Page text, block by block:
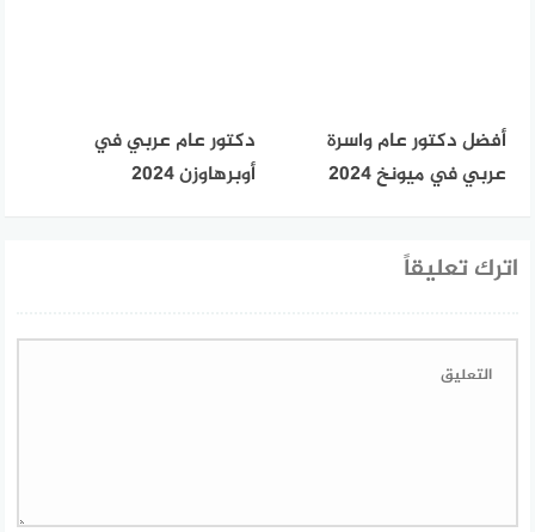
أفضل دكتور عام واسرة
عربي في ميونخ 2024
دكتور عام عربي في
أوبرهاوزن 2024
اترك تعليقاً